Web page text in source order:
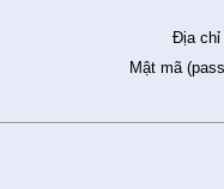
Địa chỉ
Mật mã